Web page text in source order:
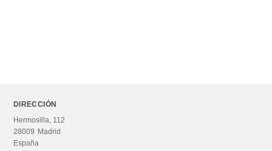
DIRECCIÓN
Hermosilla, 112
28009 Madrid
España